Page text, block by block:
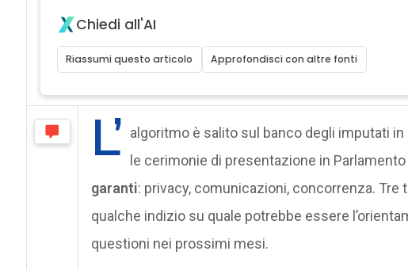
Chiedi all'AI
Riassumi questo articolo Approfondisci con altre fonti
L’ algoritmo è salito sul banco degli imputati
le cerimonie di presentazione in Parlamento
garanti: privacy, comunicazioni, concorrenza.
qualche indizio su quale potrebbe essere
questioni nei prossimi mesi.